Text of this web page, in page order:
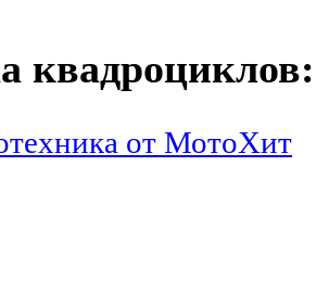
квадроциклов:
от МотоХит